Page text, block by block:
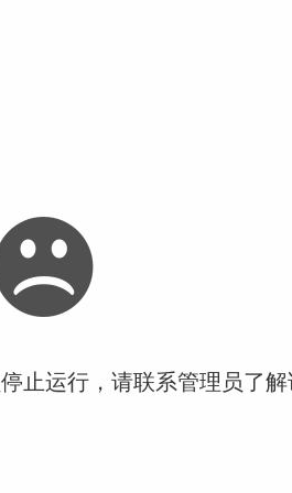
止运行，请联系管理员了